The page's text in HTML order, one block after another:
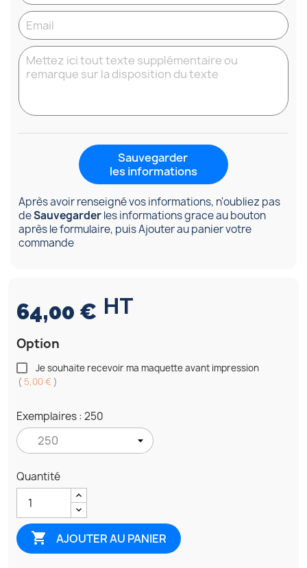
Sauvegarder
les informations
Après avoir renseigné vos informations, n'oubliez pas
deSauvegarderles informations grace au bouton
après le formulaire, puis Ajouter au panier votre
commande
64,00 € HT
Option
Je souhaite recevoir ma maquette avant impression
( 5,00 € )
Exemplaires : 250
Quantité
 AJOUTER AU PANIER